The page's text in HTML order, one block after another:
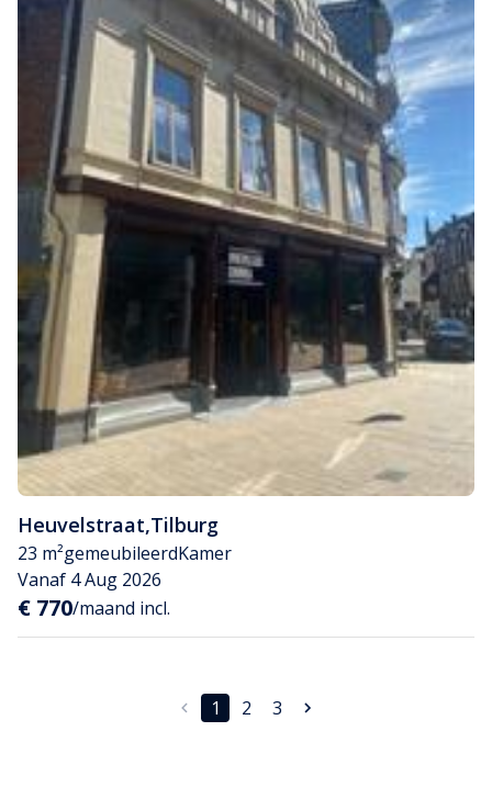
Heuvelstraat,Tilburg
23 m²gemeubileerdKamer
Vanaf 4 Aug 2026
€ 770/maand incl.
1 2 3